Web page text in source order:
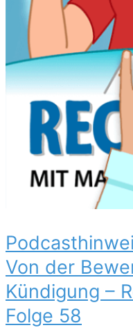
Von der
Kündigung –
Folge 58